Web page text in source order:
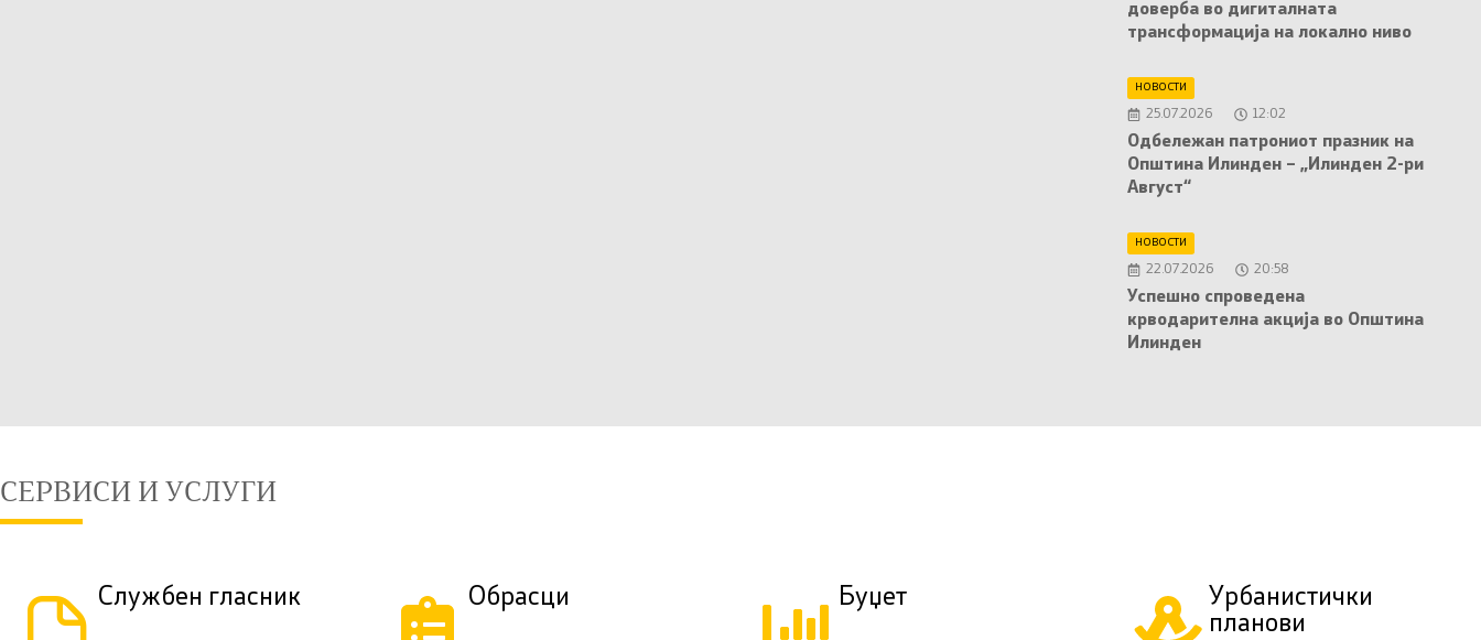
доверба во дигиталната
трансформација на локално ниво
НОВОСТИ
25.07.2026 12:02
Oдбележан патрониот празник на
Општина Илинден – „Илинден 2-ри
Август“
НОВОСТИ
22.07.2026 20:58
Успешно спроведена
крводарителна акција во Општина
Илинден
СЕРВИСИ И УСЛУГИ
Службен гласник Обрасци Буџет
Урбанистички
планови